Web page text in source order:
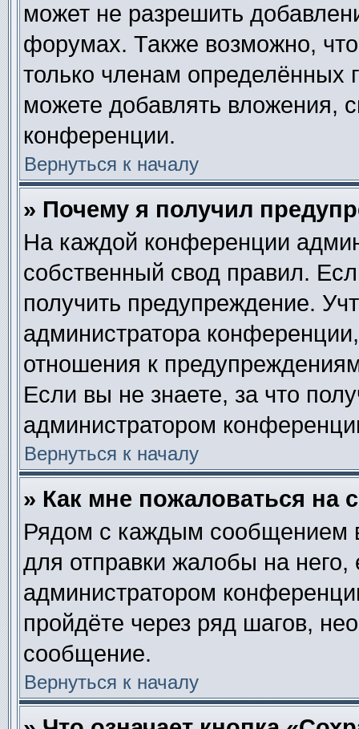
может не разрешить
форумах. Также возможно,
только членам определённых
можете добавлять вложения,
конференции.
Вернуться к началу
» Почему я получил
На каждой конференции
собственный свод правил.
получить предупреждение.
администратора
отношения к
Если вы не знаете, за что
администратором
Вернуться к началу
» Как мне пожаловаться на
Рядом с каждым сообщением
для отправки жалобы на него,
администратором
пройдёте через ряд шагов,
сообщение.
Вернуться к началу